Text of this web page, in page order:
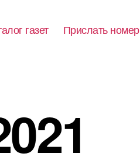
газет Прислать номер